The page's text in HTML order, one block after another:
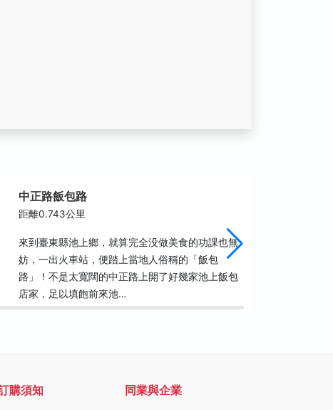
中正路飯包路
距離0.743公里
來到臺東縣池上鄉，就算完全没做美食的功課也無
妨，一出火車站，便踏上當地人俗稱的「飯包
路」！不是太寬闊的中正路上開了好幾家池上飯包
店家，足以填飽前來池…
購須知 同業與企業